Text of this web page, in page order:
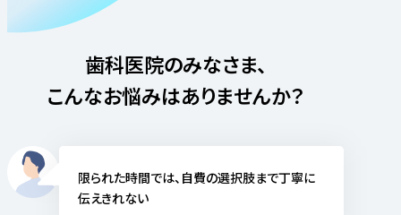
歯科医院のみなさま、
こんなお悩みはありませんか？
限られた時間では、 自費の選択肢まで丁寧に
伝えきれない